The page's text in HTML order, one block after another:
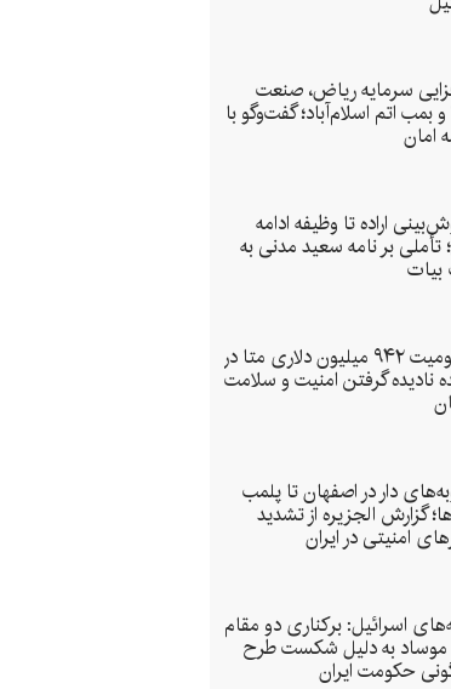
سرمایه ریاض، صنعت
و بمب اتم اسلام‌آباد؛ گفت‌وگو با
امان
اراده تا وظیفه‌ ادامه‌
تأملی بر نامه سعید مدنی به
محکومیت ۹۴۲ میلیون دلاری متا در
نادیده گرفتن امنیت و سلامت
دار در اصفهان تا پلمب
گزارش الجزیره از تشدید
امنیتی در ایران
اسرائیل: برکناری دو مقام
موساد به دلیل شکست طرح
حکومت ایران